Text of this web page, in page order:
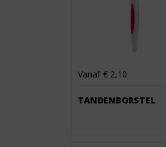
Vanaf € 2,10
TANDENBORSTEL